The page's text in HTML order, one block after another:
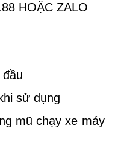
HOẶC ZALO
đầu
sử dụng
mũ chạy xe máy